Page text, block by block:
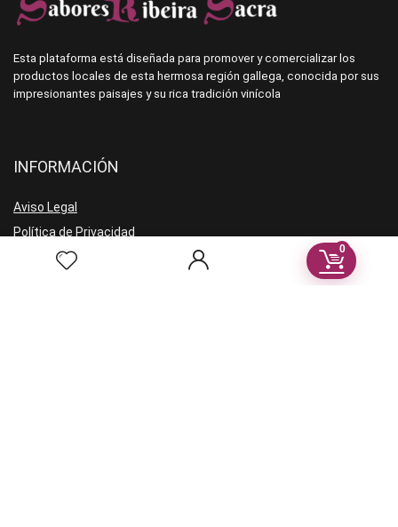
0
Esta plataforma está diseñada para promover y comercializar los
productos locales de esta hermosa región gallega, conocida por sus
impresionantes paisajes y su rica tradición vinícola
INFORMACIÓN
Aviso Legal
Política de Privacidad
Términos y condiciones